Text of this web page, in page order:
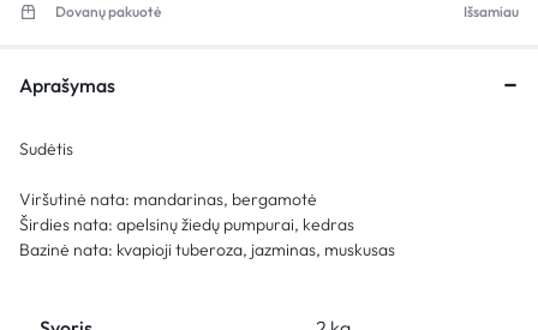
Dovanų pakuotė Išsamiau
Aprašymas
Sudėtis
Viršutinė nata: mandarinas, bergamotė
Širdies nata: apelsinų žiedų pumpurai, kedras
Bazinė nata: kvapioji tuberoza, jazminas, muskusas